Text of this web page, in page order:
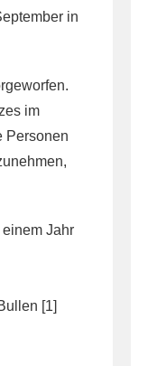
in
im
Personen
Jahr
[1]